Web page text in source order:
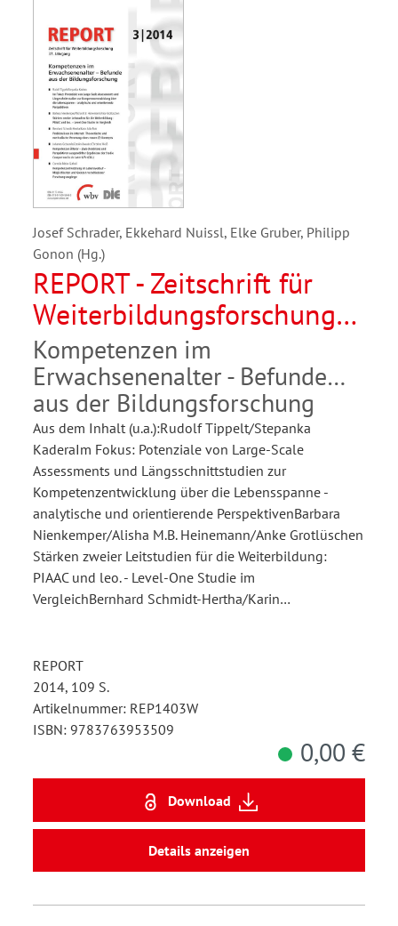
Josef Schrader, Ekkehard Nuissl, Elke Gruber, Philipp
Gonon (Hg.)
REPORT - Zeitschrift für
Weiterbildungsforschung
03/2014
Kompetenzen im
Erwachsenenalter - Befunde
aus der Bildungsforschung
Aus dem Inhalt (u.a.):Rudolf Tippelt/Stepanka
KaderaIm Fokus: Potenziale von Large-Scale
Assessments und Längsschnittstudien zur
Kompetenzentwicklung über die Lebensspanne -
analytische und orientierende PerspektivenBarbara
Nienkemper/Alisha M.B. Heinemann/Anke Grotlüschen
Stärken zweier Leitstudien für die Weiterbildung:
PIAAC und leo. - Level-One Studie im
VergleichBernhard Schmidt-Hertha/Karin…
REPORT
2014, 109 S.
Artikelnummer: REP1403W
ISBN: 9783763953509
0,00 €
Download
Details anzeigen